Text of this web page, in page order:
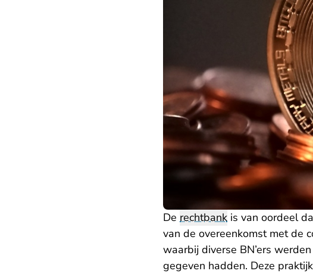
De rechtbank is van oordeel
van de overeenkomst met de
waarbij diverse BN’ers
gegeven hadden. Deze